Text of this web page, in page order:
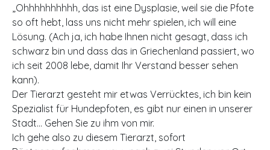
„Ohhhhhhhhhh, das ist eine Dysplasie, weil sie die Pfote
so oft hebt, lass uns nicht mehr spielen, ich will eine
Lösung. (Ach ja, ich habe Ihnen nicht gesagt, dass ich
schwarz bin und dass das in Griechenland passiert, wo
ich seit 2008 lebe, damit Ihr Verstand besser sehen
kann).
Der Tierarzt gesteht mir etwas Verrücktes, ich bin kein
Spezialist für Hundepfoten, es gibt nur einen in unserer
Stadt… Gehen Sie zu ihm von mir.
Ich gehe also zu diesem Tierarzt, sofort